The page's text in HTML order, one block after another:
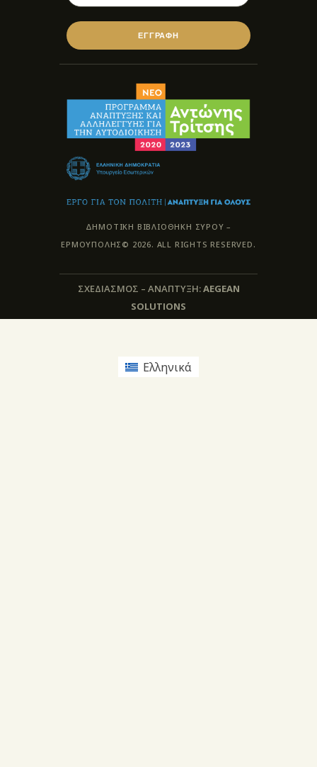
ΕΓΓΡΑΦΗ
ΔΗΜΟΤΙΚΗ ΒΙΒΛΙΟΘΗΚΗ ΣΥΡΟΥ –
ΕΡΜΟΥΠΟΛΗΣ© 2026. ALL RIGHTS RESERVED.
ΣΧΕΔΙΑΣΜΟΣ – ΑΝΑΠΤΥΞΗ:AEGEAN
SOLUTIONS
Ελληνικά